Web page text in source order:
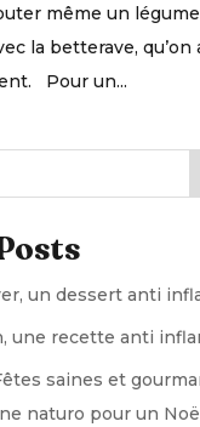
même un
la betterave, qu’on
Pour un...
un dessert anti
une recette anti
saines et
naturo pour un